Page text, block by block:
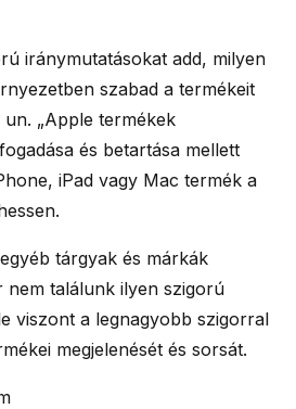
iránymutatásokat add, milyen
szabad a termékeit
„Apple termékek
és betartása mellett
iPad vagy Mac termék a
tárgyak és márkák
nem találunk ilyen szigorú
viszont a legnagyobb szigorral
megjelenését és sorsát.